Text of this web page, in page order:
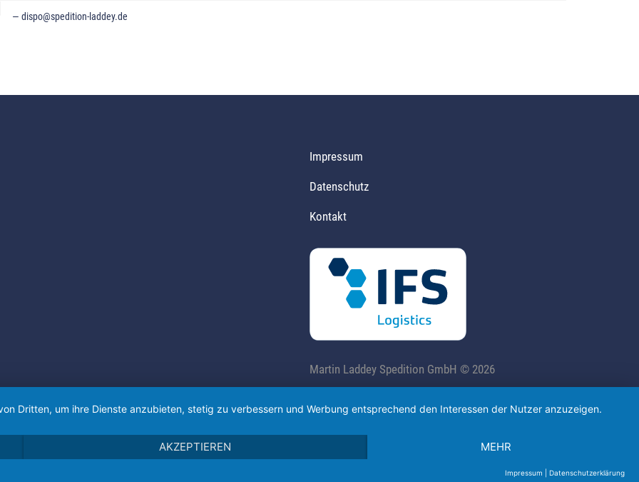
dispo@spedition-laddey.de
Impressum
Datenschutz
Kontakt
Martin Laddey Spedition GmbH © 2026
Dritten, um ihre Dienste anzubieten, stetig zu verbessern und Werbung entsprechend den Interessen der Nutzer anzuzeigen.
AKZEPTIEREN MEHR
Impressum Datenschutzerklärung